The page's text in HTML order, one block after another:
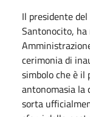
Il presidente
Santonocito,
cerimonia di
simbolo che è il
antonomasia la
sorta